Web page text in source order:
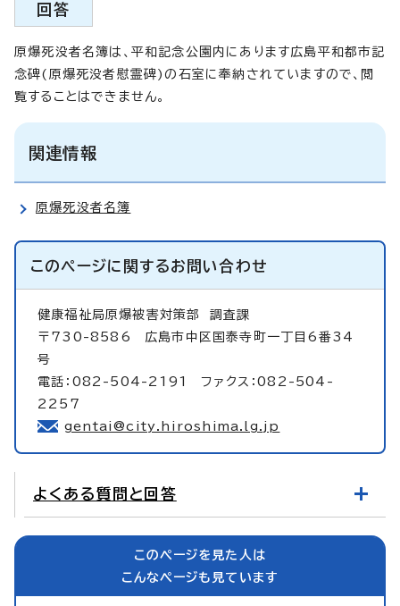
回答
原爆死没者名簿は、平和記念公園内にあります広島平和都市記
念碑(原爆死没者慰霊碑)の石室に奉納されていますので、閲
覧することはできません。
関連情報
原爆死没者名簿
このページに関するお問い合わせ
健康福祉局原爆被害対策部 調査課
〒730-8586 広島市中区国泰寺町一丁目6番34
号
電話：082-504-2191 ファクス：082-504-
2257
gentai@city.hiroshima.lg.jp
よくある質問と回答
このページを見た人は
こんなページも見ています